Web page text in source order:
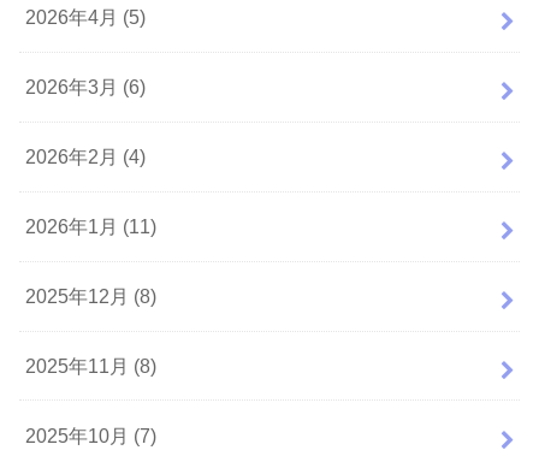
2026年4月 (5)
2026年3月 (6)
2026年2月 (4)
2026年1月 (11)
2025年12月 (8)
2025年11月 (8)
2025年10月 (7)